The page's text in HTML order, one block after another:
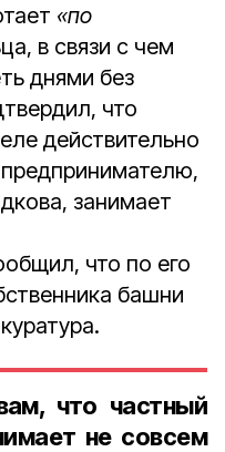
«по
в связи с чем
днями без
что
действительно
занимает
что по его
башни
что частный
не совсем